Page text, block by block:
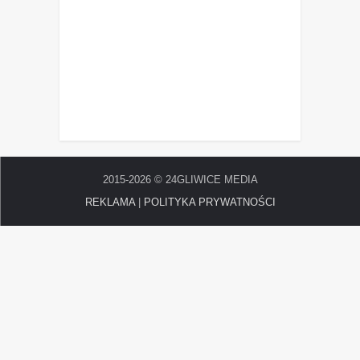
2015-2026 © 24GLIWICE MEDIA
REKLAMA| POLITYKA PRYWATNOŚCI